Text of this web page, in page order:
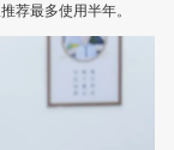
荐最多使用半年。